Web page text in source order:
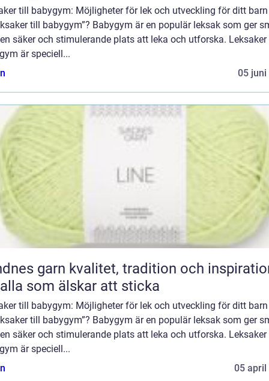
till babygym: Möjligheter för lek och utveckling för ditt
till babygym”? Babygym är en populär leksak som ger
säker och stimulerande plats att leka och utforska.
är speciell...
05 juni
kvalitet, tradition och inspiration
som älskar att sticka
till babygym: Möjligheter för lek och utveckling för ditt
till babygym”? Babygym är en populär leksak som ger
säker och stimulerande plats att leka och utforska.
är speciell...
05 april